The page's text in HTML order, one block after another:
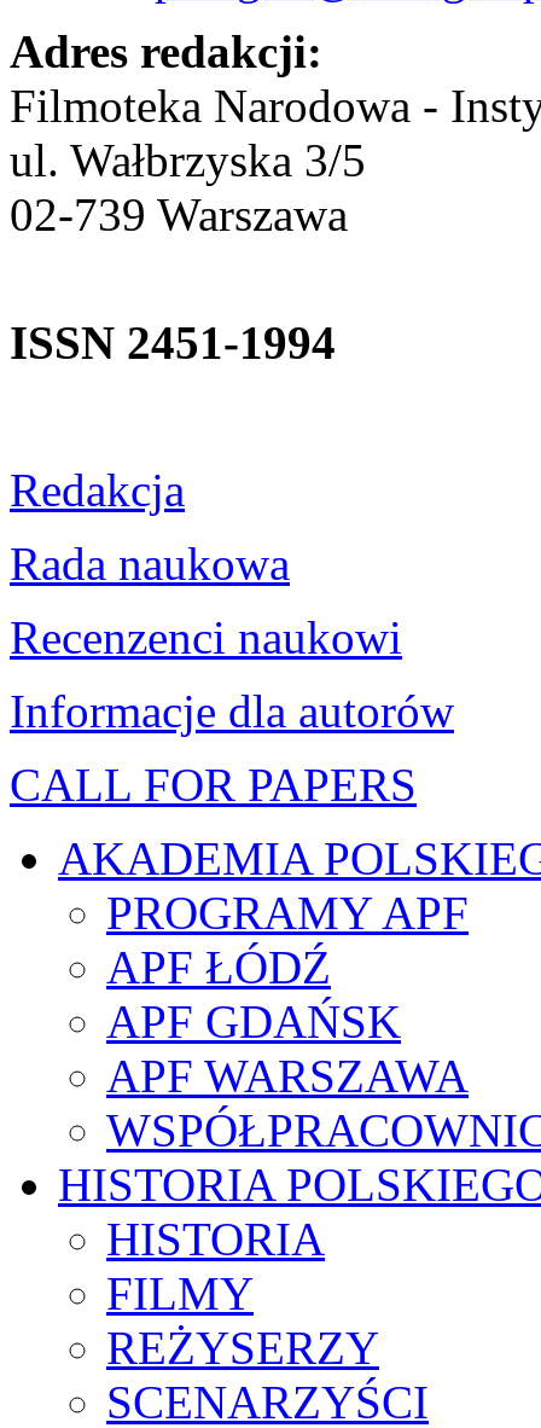
Adres redakcji:
Filmoteka Narodowa -
ul. Wałbrzyska 3/5
02-739 Warszawa
ISSN 2451-1994
Redakcja
Rada naukowa
Recenzenci naukowi
Informacje dla autorów
CALL FOR PAPERS
AKADEMIA
PROGRAMY APF
APF ŁÓDŹ
APF GDAŃSK
APF WARSZAWA
HISTORIA
HISTORIA
FILMY
REŻYSERZY
SCENARZYŚCI